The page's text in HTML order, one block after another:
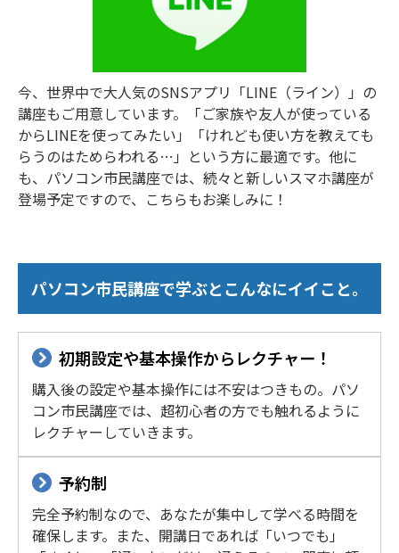
今、世界中で大人気のSNSアプリ「LINE（ライン）」の
講座もご用意しています。「ご家族や友人が使っている
からLINEを使ってみたい」「けれども使い方を教えても
らうのはためらわれる…」という方に最適です。他に
も、パソコン市民講座では、続々と新しいスマホ講座が
登場予定ですので、こちらもお楽しみに！
パソコン市民講座で学ぶとこんなにイイこと。
初期設定や基本操作からレクチャー！
購入後の設定や基本操作には不安はつきもの。パソ
コン市民講座では、超初心者の方でも触れるように
レクチャーしていきます。
予約制
完全予約制なので、あなたが集中して学べる時間を
確保します。また、開講日であれば「いつでも」